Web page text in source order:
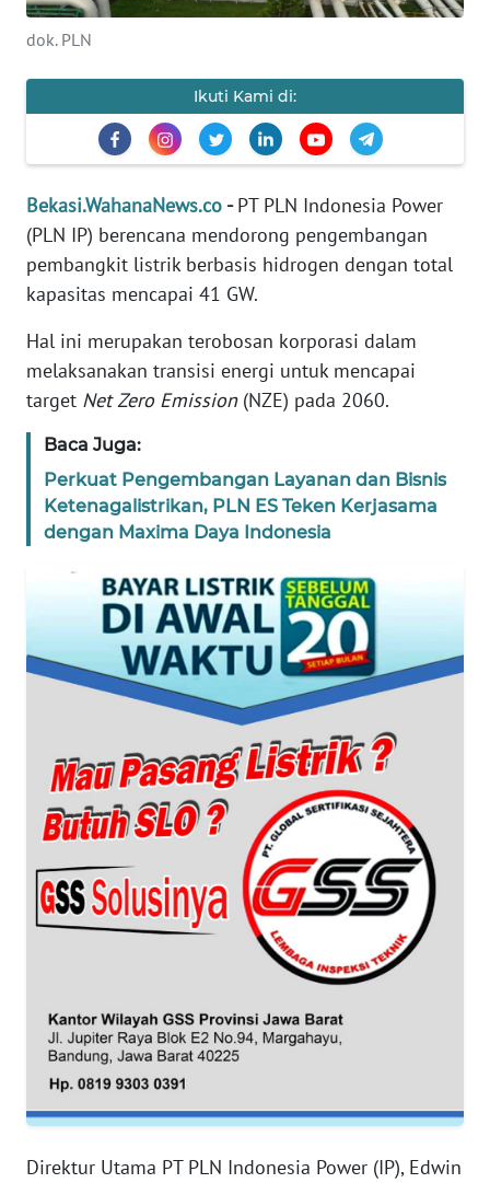
dok. PLN
Ikuti Kami di:
Bekasi.WahanaNews.co -PT PLN Indonesia Power
(PLN IP) berencana mendorong pengembangan
pembangkit listrik berbasis hidrogen dengan total
kapasitas mencapai 41 GW.
Hal ini merupakan terobosan korporasi dalam
melaksanakan transisi energi untuk mencapai
target Net Zero Emission(NZE) pada 2060.
Baca Juga:
Perkuat Pengembangan Layanan dan Bisnis
Ketenagalistrikan, PLN ES Teken Kerjasama
dengan Maxima Daya Indonesia
Direktur Utama PT PLN Indonesia Power (IP), Edwin
IKLAN
PEDOMAN
MEDIA
SIBER
REDAKSI
KARIR
DISCLAIMER
Wahana
Regional
WN
SUMUT
WN
WN
BANTEN
WN
NTT
WN
WN
PAPUA
WN
PAPUA